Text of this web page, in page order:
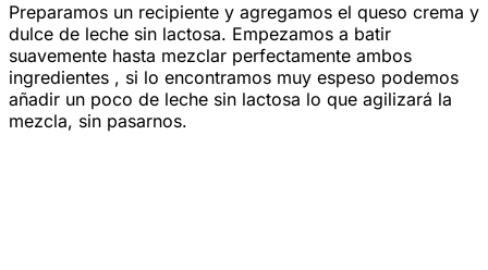
Preparamos un recipiente y agregamos el queso crema y
dulce de leche sin lactosa. Empezamos a batir
suavemente hasta mezclar perfectamente ambos
ingredientes , si lo encontramos muy espeso podemos
añadir un poco de leche sin lactosa lo que agilizará la
mezcla, sin pasarnos.